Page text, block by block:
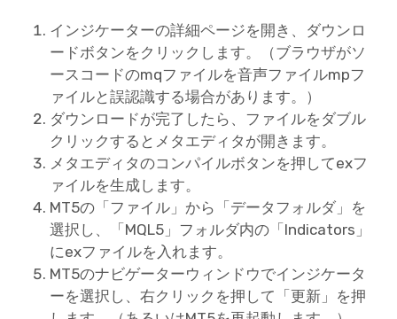
インジケーターの詳細ページを開き、ダウンロ
ードボタンをクリックします。（ブラウザがソ
ースコードのmqファイルを音声ファイルmpフ
ァイルと誤認識する場合があります。）
ダウンロードが完了したら、ファイルをダブル
クリックするとメタエディタが開きます。
メタエディタのコンパイルボタンを押してexフ
ァイルを生成します。
MT5の「ファイル」から「データフォルダ」を
選択し、「MQL5」フォルダ内の「Indicators」
にexファイルを入れます。
MT5のナビゲーターウィンドウでインジケータ
ーを選択し、右クリックを押して「更新」を押